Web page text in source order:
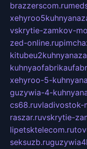
brazzerscom.ru
vskrytie-zamkov-
zed-online.ru
xehyroo-5-
guzywia-4-
cs68.ruvladivostok-
raszar.ruvskrytie-
lipetsktelecom.ru
seksuzb.ru